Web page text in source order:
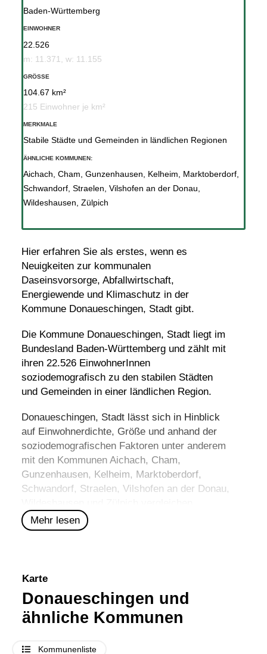
Hier erfahren Sie als erstes, wenn es
Neuigkeiten zur kommunalen
Daseinsvorsorge, Abfallwirtschaft,
Energiewende und Klimaschutz in der
Kommune Donaueschingen, Stadt gibt.
Die Kommune Donaueschingen, Stadt liegt im
Bundesland Baden-Württemberg und zählt mit
ihren 22.526 EinwohnerInnen
soziodemografisch zu den stabilen Städten
und Gemeinden in einer ländlichen Region.
Donaueschingen, Stadt lässt sich in Hinblick
auf Einwohnerdichte, Größe und anhand der
soziodemografischen Faktoren unter anderem
mit den Kommunen Aichach, Cham,
Gunzenhausen, Kelheim, Marktoberdorf,
Schwandorf, Straelen, Vilshofen an der Donau,
Mehr lesen
Baden-Württemberg
EINWOHNER
22.526
m: 11.371, w: 11.155
GRÖSSE
104.67 km²
215 Einwohner je km²
MERKMALE
Stabile Städte und Gemeinden in ländlichen Regionen
ÄHNLICHE KOMMUNEN:
Aichach Cham Gunzenhausen Kelheim Marktoberdorf,
Schwandorf, Straelen Vilshofen an der Donau
Wildeshausen Zülpich
Karte
Donaueschingen und
ähnliche Kommunen
Kommunenliste